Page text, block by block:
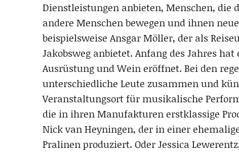
Dienstleistungen anbieten, Menschen,
andere Menschen bewegen und ihnen
beispielsweise Ansgar Möller, der als
Jakobsweg anbietet. Anfang des Jahres
Ausrüstung und Wein eröffnet. Bei den
unterschiedliche Leute zusammen und
Veranstaltungsort für musikalische
die in ihren Manufakturen erstklassige
Nick van Heyningen, der in einer
Pralinen produziert. Oder Jessica